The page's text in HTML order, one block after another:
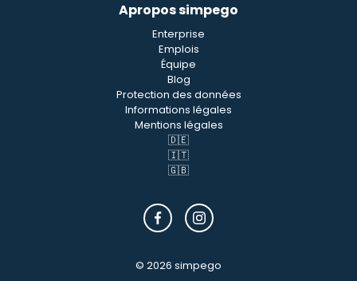
Apropos simpego
Enterprise
Emplois
Équipe
Blog
Protection des données
Informations légales
Mentions légales
🇩🇪
🇮🇹
🇬🇧
© 2026 simpego